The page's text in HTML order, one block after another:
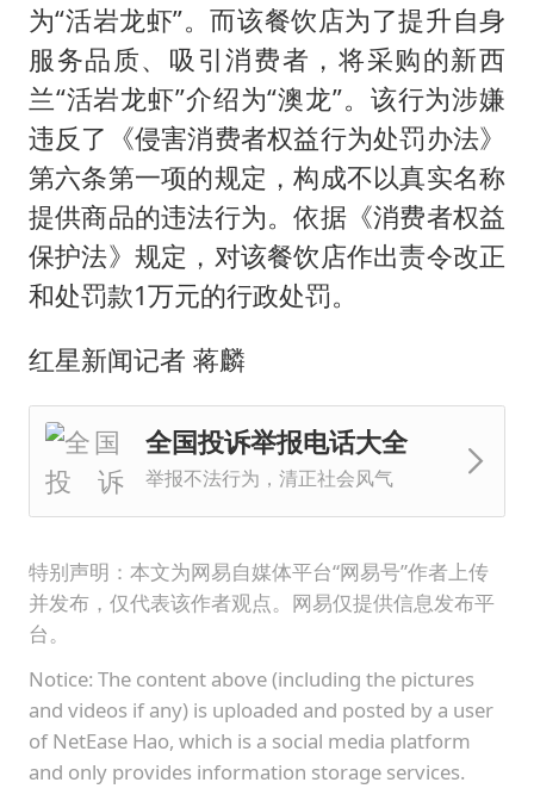
为“活岩龙虾”。而该餐饮店为了提升自身
服务品质、吸引消费者，将采购的新西
兰“活岩龙虾”介绍为“澳龙”。该行为涉嫌
违反了《侵害消费者权益行为处罚办法》
第六条第一项的规定，构成不以真实名称
提供商品的违法行为。依据《消费者权益
保护法》规定，对该餐饮店作出责令改正
和处罚款1万元的行政处罚。
红星新闻记者 蒋麟
全国投诉举报电话大全
举报不法行为，清正社会风气
特别声明：本文为网易自媒体平台“网易号”作者上传
并发布，仅代表该作者观点。网易仅提供信息发布平
台。
Notice: The content above (including the pictures
and videos if any) is uploaded and posted by a user
of NetEase Hao, which is a social media platform
and only provides information storage services.